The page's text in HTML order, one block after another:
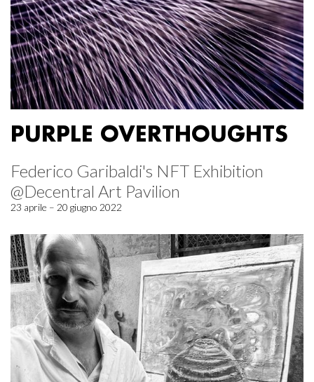
PURPLE OVERTHOUGHTS
Federico Garibaldi's NFT Exhibition
@Decentral Art Pavilion
23 aprile – 20 giugno 2022